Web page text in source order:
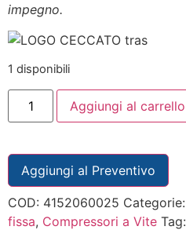
impegno.
1 disponibili
Aggiungi al carrello
Aggiungi al Preventivo
COD: 4152060025 Categorie:
fissa, Compressori a Vite Tag: